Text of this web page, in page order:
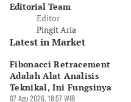
Editorial Team
Editor
Pingit Aria
Latest in Market
Fibonacci Retracement
Adalah Alat Analisis
Teknikal, Ini Fungsinya
07 Agu 2026, 18:57 WIB